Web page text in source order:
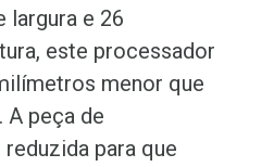
largura e 26
este processador
menor que
A peça de
para que